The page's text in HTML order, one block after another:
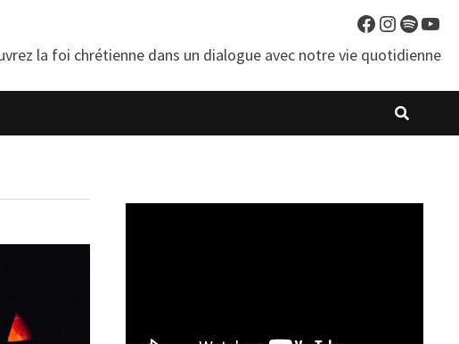
Facebook
la foi chrétienne dans un dialogue avec notre vie quotidienne